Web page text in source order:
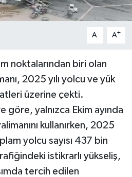
A- A+
noktalarından biri olan
2025 yılı yolcu ve yük
üzerine çekti.
göre, yalnızca Ekim ayında
kullanırken, 2025
yolcu sayısı 437 bin
istikrarlı yükseliş,
tercih edilen